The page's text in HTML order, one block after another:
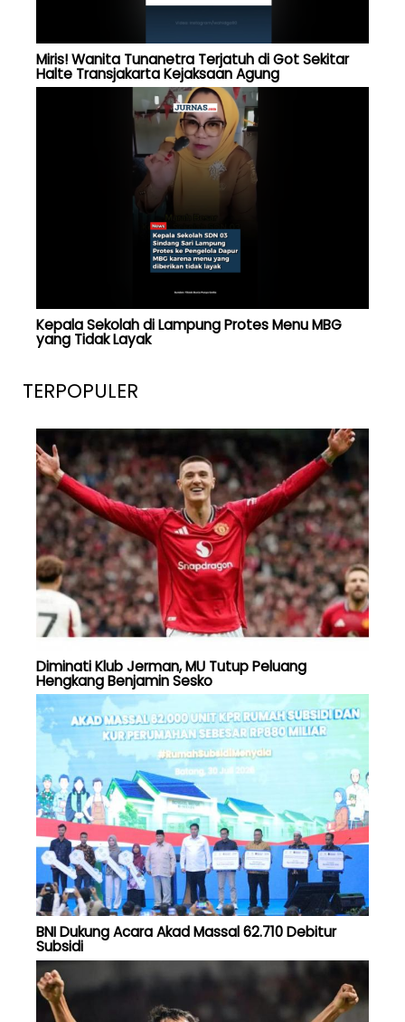
Miris! Wanita Tunanetra Terjatuh di Got Sekitar
Halte Transjakarta Kejaksaan Agung
Kepala Sekolah di Lampung Protes Menu MBG
yang Tidak Layak
TERPOPULER
Diminati Klub Jerman, MU Tutup Peluang
Hengkang Benjamin Sesko
BNI Dukung Acara Akad Massal 62.710 Debitur
Subsidi